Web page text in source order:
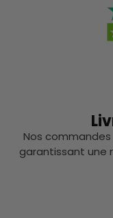
Nos
garantissant une